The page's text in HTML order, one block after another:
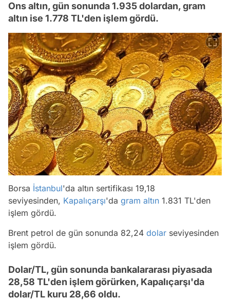
Ons altın, gün sonunda 1.935 dolardan, gram
altın ise 1.778 TL'den işlem gördü.
Borsa İstanbul'da altın sertifikası 19,18
seviyesinden, Kapalıçarşı'da gram altın 1.831 TL'den
işlem gördü.
Brent petrol de gün sonunda 82,24 dolar seviyesinden
işlem gördü.
Dolar/TL, gün sonunda bankalararası piyasada
28,58 TL'den işlem görürken, Kapalıçarşı'da
dolar/TL kuru 28,66 oldu.